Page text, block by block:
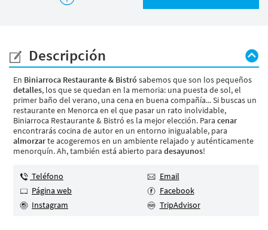
Descripción
​En Biniarroca Restaurante & Bistró sabemos que son los pequeños
detalles, los que se quedan en la memoria: una puesta de sol, el
primer baño del verano, una cena en buena compañía... Si buscas un
restaurante en Menorca en el que pasar un rato inolvidable,
Biniarroca Restaurante & Bistró es la mejor elección. Para cenar
encontrarás cocina de autor en un entorno inigualable, para
almorzarte acogeremos en un ambiente relajado y auténticamente
menorquín. Ah, también está abierto para desayunos!
Teléfono
Email
Página web
Facebook
Instagram
TripAdvisor